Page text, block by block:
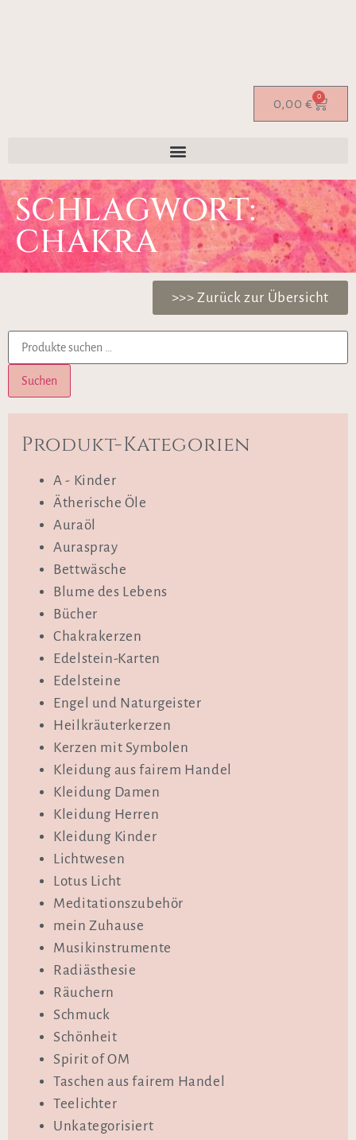
0,00 € 0
SCHLAGWORT:
CHAKRA
>>> Zurück zur Übersicht
Suchen
Produkt-Kategorien
A - Kinder
Ätherische Öle
Auraöl
Auraspray
Bettwäsche
Blume des Lebens
Bücher
Chakrakerzen
Edelstein-Karten
Edelsteine
Engel und Naturgeister
Heilkräuterkerzen
Kerzen mit Symbolen
Kleidung aus fairem Handel
Kleidung Damen
Kleidung Herren
Kleidung Kinder
Lichtwesen
Lotus Licht
Meditationszubehör
mein Zuhause
Musikinstrumente
Radiästhesie
Räuchern
Schmuck
Schönheit
Spirit of OM
Taschen aus fairem Handel
Teelichter
Unkategorisiert